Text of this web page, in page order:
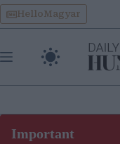
Skip
to
content
HelloMagyar